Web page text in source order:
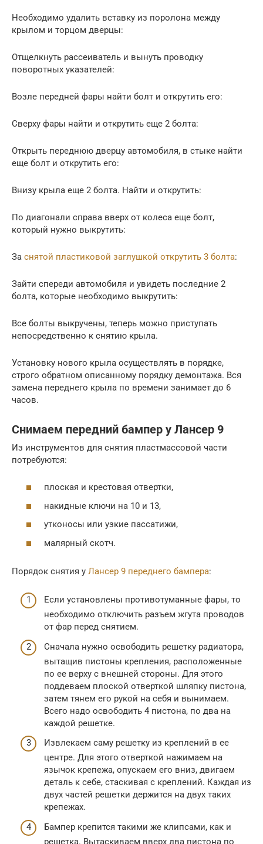
Необходимо удалить вставку из поролона между
крылом и торцом дверцы:
Отщелкнуть рассеиватель и вынуть проводку
поворотных указателей:
Возле передней фары найти болт и открутить его:
Сверху фары найти и открутить еще 2 болта:
Открыть переднюю дверцу автомобиля, в стыке найти
еще болт и открутить его:
Внизу крыла еще 2 болта. Найти и открутить:
По диагонали справа вверх от колеса еще болт,
который нужно выкрутить:
За снятой пластиковой заглушкой открутить 3 болта:
Зайти спереди автомобиля и увидеть последние 2
болта, которые необходимо выкрутить:
Все болты выкручены, теперь можно приступать
непосредственно к снятию крыла.
Установку нового крыла осуществлять в порядке,
строго обратном описанному порядку демонтажа. Вся
замена переднего крыла по времени занимает до 6
часов.
Снимаем передний бампер у Лансер 9
Из инструментов для снятия пластмассовой части
потребуются:
плоская и крестовая отвертки,
накидные ключи на 10 и 13,
утконосы или узкие пассатижи,
малярный скотч.
Порядок снятия у Лансер 9 переднего бампера:
Если установлены противотуманные фары, то
необходимо отключить разъем жгута проводов
от фар перед снятием.
Сначала нужно освободить решетку радиатора,
вытащив пистоны крепления, расположенные
по ее верху с внешней стороны. Для этого
поддеваем плоской отверткой шляпку пистона,
затем тянем его рукой на себя и вынимаем.
Всего надо освободить 4 пистона, по два на
каждой решетке.
Извлекаем саму решетку из креплений в ее
центре. Для этого отверткой нажимаем на
язычок крепежа, опускаем его вниз, двигаем
деталь к себе, стаскивая с креплений. Каждая из
двух частей решетки держится на двух таких
крепежах.
Бампер крепится такими же клипсами, как и
решетка. Вытаскиваем вверх два пистона по